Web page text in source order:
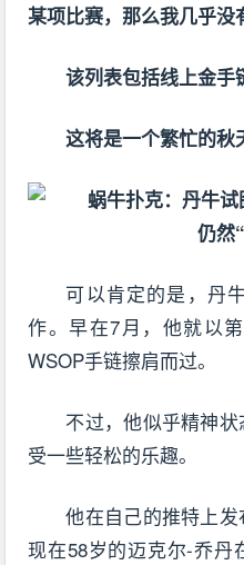
某项比赛，那么我几乎没
该列表包括线上金手
这将是一个繁忙的秋
可以肯定的是，丹
作。早在7月，他就以
WSOP手链擦肩而过。
不过，他似乎精神
受一些轻松的乐趣。
他在自己的推特上
现在58岁的迈克尔-乔丹